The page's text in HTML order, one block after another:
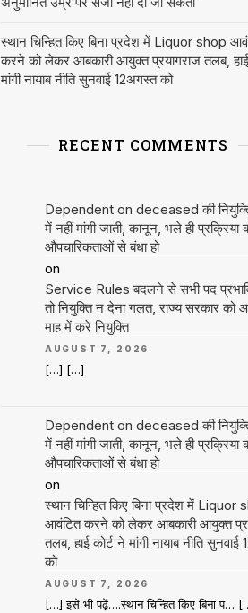
स्थान चिन्हित किए बिना प्रदेश में Liquor shop
करने को लेकर आबकारी आयुक्त प्रयागराज तलब, हाई
मांगी नायाब नीति सुनवाई 12अगस्त को
RECENT COMMENTS
Dependent on deceased की
में नहीं मांगी जाती, कानून, भले ही प्रक्रिया
औपचारिकताओं से बंधा हो
on
Service Rules बदलने से सभी पद
तो नियुक्ति न देना गलत, राज्य सरकार को
माह में करे नियुक्ति
AUGUST 7, 2026
[…] […]
Dependent on deceased की
में नहीं मांगी जाती, कानून, भले ही प्रक्रिया
औपचारिकताओं से बंधा हो
on
स्थान चिन्हित किए बिना प्रदेश में Liquor
आवंटित करने को लेकर आबकारी आयुक्त
तलब, हाई कोर्ट ने मांगी नायाब नीति
को
AUGUST 7, 2026
[…] इसे भी पढ़ें….स्थान चिन्हित किए बिना प…